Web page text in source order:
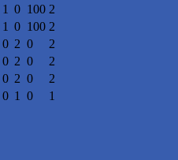
1 0 100 2
1 0 100 2
0 2 0
2
0 2 0
2
0 2 0
2
0 1 0
1